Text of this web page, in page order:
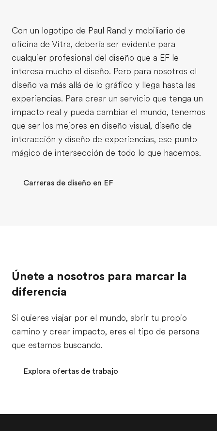
Con un logotipo de Paul Rand y mobiliario de
oficina de Vitra, debería ser evidente para
cualquier profesional del diseño que a EF le
interesa mucho el diseño. Pero para nosotros el
diseño va más allá de lo gráfico y llega hasta las
experiencias. Para crear un servicio que tenga un
impacto real y pueda cambiar el mundo, tenemos
que ser los mejores en diseño visual, diseño de
interacción y diseño de experiencias, ese punto
mágico de intersección de todo lo que hacemos.
Carreras de diseño en EF
Únete a nosotros para marcar la
diferencia
Si quieres viajar por el mundo, abrir tu propio
camino y crear impacto, eres el tipo de persona
que estamos buscando.
Explora ofertas de trabajo